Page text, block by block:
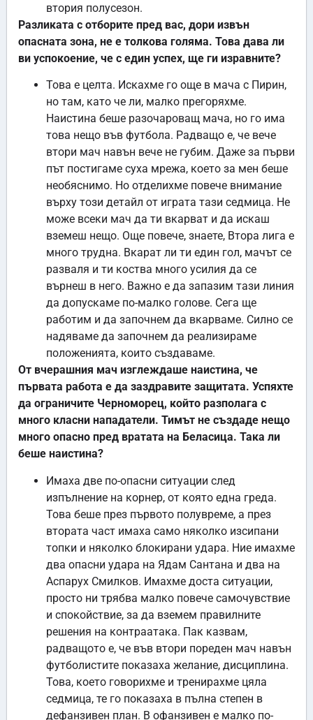
втория полусезон.
Разликата с отборите пред вас, дори извън
опасната зона, не е толкова голяма. Това дава ли
ви успокоение, че с един успех, ще ги изравните?
Това е целта. Искахме го още в мача с Пирин,
но там, като че ли, малко прегоряхме.
Наистина беше разочароващ мача, но го има
това нещо във футбола. Радващо е, че вече
втори мач навън вече не губим. Даже за първи
път постигаме суха мрежа, което за мен беше
необяснимо. Но отделихме повече внимание
върху този детайл от играта тази седмица. Не
може всеки мач да ти вкарват и да искаш
вземеш нещо. Още повече, знаете, Втора лига е
много трудна. Вкарат ли ти един гол, мачът се
разваля и ти коства много усилия да се
върнеш в него. Важно е да запазим тази линия
да допускаме по-малко голове. Сега ще
работим и да започнем да вкарваме. Силно се
надяваме да започнем да реализираме
положенията, които създаваме.
От вчерашния мач изглеждаше наистина, че
първата работа е да заздравите защитата. Успяхте
да ограничите Черноморец, който разполага с
много класни нападатели. Тимът не създаде нещо
много опасно пред вратата на Беласица. Така ли
беше наистина?
Имаха две по-опасни ситуации след
изпълнение на корнер, от която една греда.
Това беше през първото полувреме, а през
втората част имаха само няколко изсипани
топки и няколко блокирани удара. Ние имахме
два опасни удара на Ядам Сантана и два на
Аспарух Смилков. Имахме доста ситуации,
просто ни трябва малко повече самочувствие
и спокойствие, за да вземем правилните
решения на контраатака. Пак казвам,
радващото е, че във втори пореден мач навън
футболистите показаха желание, дисциплина.
Това, което говорихме и тренирахме цяла
седмица, те го показаха в пълна степен в
дефанзивен план. В офанзивен е малко по-